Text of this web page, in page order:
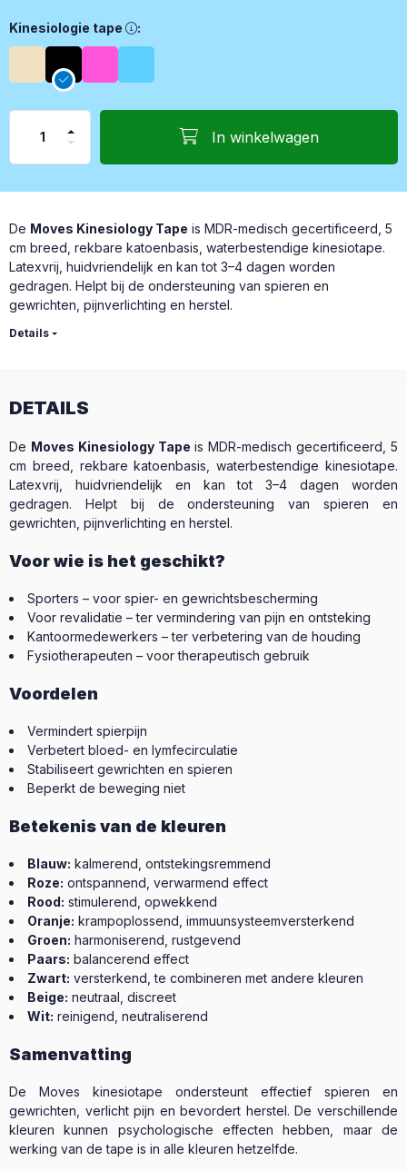
Kinesiologie tape, Keuze van kleuren
Kinesiologie tape :
In winkelwagen
De Moves Kinesiology Tape is MDR-medisch gecertificeerd, 5
cm breed, rekbare katoenbasis, waterbestendige kinesiotape.
Latexvrij, huidvriendelijk en kan tot 3–4 dagen worden
gedragen. Helpt bij de ondersteuning van spieren en
gewrichten, pijnverlichting en herstel.
Details
DETAILS
De Moves Kinesiology Tape is MDR-medisch gecertificeerd, 5
cm breed, rekbare katoenbasis, waterbestendige kinesiotape.
Latexvrij, huidvriendelijk en kan tot 3–4 dagen worden
gedragen. Helpt bij de ondersteuning van spieren en
gewrichten, pijnverlichting en herstel.
Voor wie is het geschikt?
Sporters – voor spier- en gewrichtsbescherming
Voor revalidatie – ter vermindering van pijn en ontsteking
Kantoormedewerkers – ter verbetering van de houding
Fysiotherapeuten – voor therapeutisch gebruik
Voordelen
Vermindert spierpijn
Verbetert bloed- en lymfecirculatie
Stabiliseert gewrichten en spieren
Beperkt de beweging niet
Betekenis van de kleuren
Blauw: kalmerend, ontstekingsremmend
Roze: ontspannend, verwarmend effect
Rood: stimulerend, opwekkend
Oranje: krampoplossend, immuunsysteemversterkend
Groen: harmoniserend, rustgevend
Paars: balancerend effect
Zwart: versterkend, te combineren met andere kleuren
Beige: neutraal, discreet
Wit: reinigend, neutraliserend
Samenvatting
De Moves kinesiotape ondersteunt effectief spieren en
gewrichten, verlicht pijn en bevordert herstel. De verschillende
kleuren kunnen psychologische effecten hebben, maar de
werking van de tape is in alle kleuren hetzelfde.